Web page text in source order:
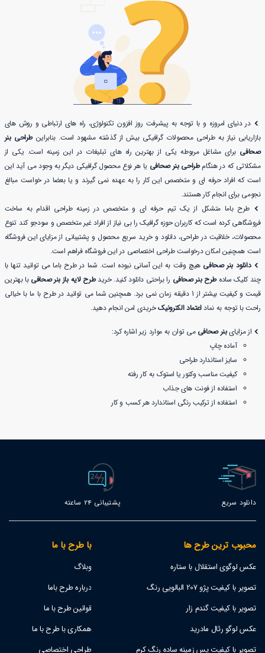
در دنیای امروزه و با توجه به پیشرفت روز افزون تکنولوژی، راه های ارتباطی و روش های
بازاریابی نیاز به طراحی محصولات گرافیکی بیش از گذشته مشهود است. بنابراینطراحی بنر
صحافی برای مشاغل مربوطه یکی از بهترین راه های تبلیغات در این زمینه است. یکی از
مشکلاتی که در هنگامطراحی بنر صحافی یا هر نوع محصول گرافیکی دیگر به وجود می آید این
است که افراد حرفه ای و متخصص این کار را به عهده نمی گیرند و یا بعضا در خواست مبالغ
نجومی برای انجام کار هستند.
طرح باما متشکل از یک تیم حرفه ای و متخصص در زمینه طراحی اقدام به ساخت
فروشگاهی کرده است که کاربران حوزه گرافیک را بی نیاز از افراد غیر متخصص و سودجو کند تنوع
محصولات، خلاقیت در طراحی، دانلود و خرید سریع محصول و پشتیبانی از مزایای این فروشگاه
است همچنین امکان درخواست طراحی اختصاصی در این فروشگاه فراهم است.
دانلود بنر صحافیهیچ وقت به این آسانی نبوده است. شما در طرح باما می توانید تنها با
چند کلیک سادهطرح بنر صحافی را براحتی دانلود کنید. خریدطرح لایه باز بنر صحافیبا بهترین
قیمت و کیفیت بیشتر از 1 دقیقه زمان نمی برد. همچنین شما می توانید در طرح با ما با خیالی
راحت با توجه به نماداعتماد الکترونیکخریدی امن انجام دهید.
از مزایایبنر صحافی می توان به موارد زیر اشاره کرد:
آماده چاپ
سایز استاندارد طراحی
کیفیت مناسب وکتور یا استوک به کار رفته
استفاده از فونت های جذاب
استفاده از ترکیب رنگی استاندارد هر کسب و کار
دانلود سریع پشتیبانی 24 ساعته
محبوب ترین طرح ها
عکس لوگوی استقلال با ستاره
تصویر با کیفیت پژو 207 البالویی رنگ
تصویر با کیفیت گندم زار
عکس لوگو رئال مادرید
تصویر با کیفیت پس زمینه ساده رنگ کرم
با طرح با ما
وبلاگ
درباره طرح باما
قوانین طرح با ما
همکاری با طرح با ما
طراحی اختصاصی